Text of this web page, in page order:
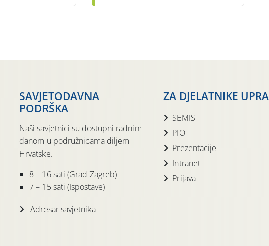
SAVJETODAVNA
PODRŠKA
Naši savjetnici su dostupni radnim
danom u podružnicama diljem
Hrvatske.
8 – 16 sati (Grad Zagreb)
7 – 15 sati (Ispostave)
Adresar savjetnika
ZA DJELATNIKE
SEMIS
PIO
Prezentacije
Intranet
Prijava